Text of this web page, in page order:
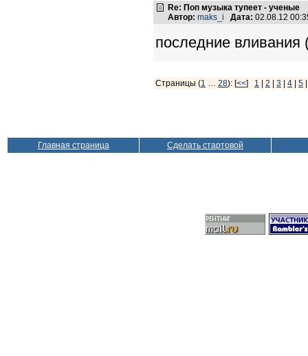
Re: Поп музыка тупеет - ученые
Автор: maks_i Дата: 02.08.12
последние
Страницы (1 28): [<<] 1 | 2 | 3 | 4 | 5
Главная страница Сделать стартовой